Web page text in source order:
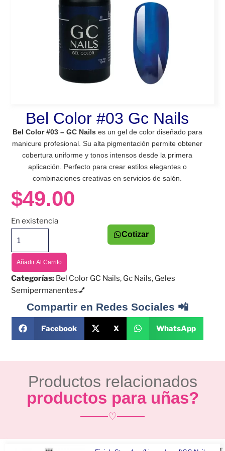
Bel Color #03 Gc Nails
Bel Color #03 – GC Nails es un gel de color diseñado para
manicure profesional. Su alta pigmentación permite obtener
cobertura uniforme y tonos intensos desde la primera
aplicación. Perfecto para crear estilos elegantes o
combinaciones creativas en servicios de salón.
$49.00
En existencia
Añadir Al Carrito
Cotizar
Categorías: Bel Color GC Nails, Gc Nails, Geles
Semipermanentes💅
Compartir en Redes Sociales 📲
Facebook X WhatsApp
Productos relacionados
productos para uñas?
♡